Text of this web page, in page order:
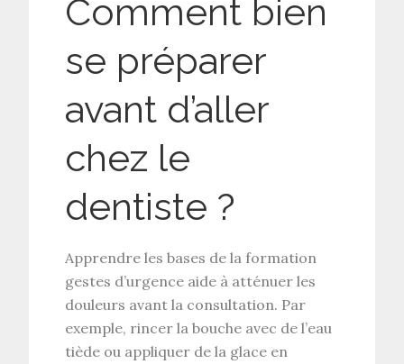
Comment bien
se préparer
avant d’aller
chez le
dentiste ?
Apprendre les bases de laformation
gestes d’urgence aide à atténuer les
douleurs avant la consultation. Par
exemple, rincer la bouche avec de l’eau
tiède ou appliquer de la glace en